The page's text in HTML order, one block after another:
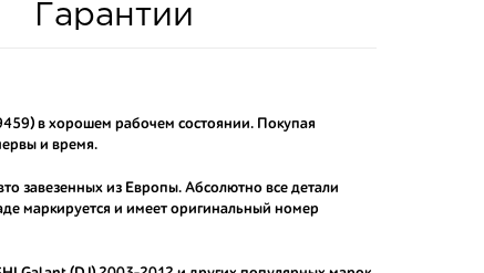
Гарантии
в хорошем рабочем состоянии. Покупая
и время.
завезенных из Европы. Абсолютно все детали
маркируется и имеет оригинальный номер